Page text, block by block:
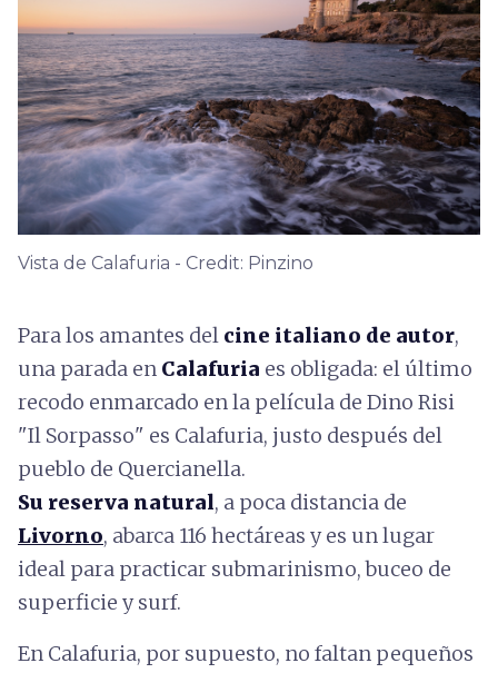
Vista de Calafuria - Credit: Pinzino
Para los amantes del cine italiano de autor,
una parada en Calafuria es obligada: el último
recodo enmarcado en la película de Dino Risi
"Il Sorpasso" es Calafuria, justo después del
pueblo de Quercianella.
Su reserva natural, a poca distancia de
Livorno, abarca 116 hectáreas y es un lugar
ideal para practicar submarinismo, buceo de
superficie y surf.
En Calafuria, por supuesto, no faltan pequeños